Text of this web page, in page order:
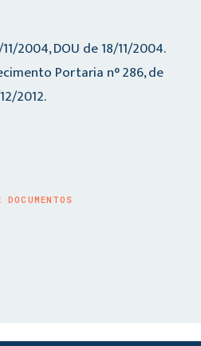
2004, DOU de 18/11/2004.
Portaria n° 286, de
2012.